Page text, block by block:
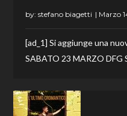
by:stefano biagetti
[ad_1] Si aggiunge una
SABATO 23 MARZO